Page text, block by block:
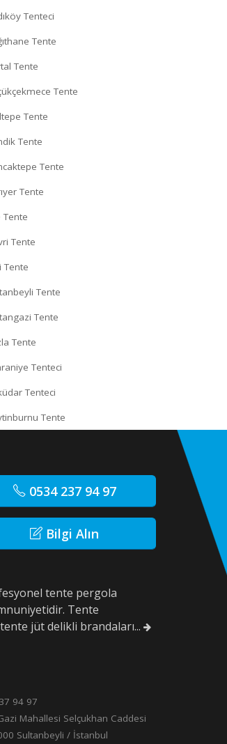
Tenteci
Tente
Tente
Tente
Tente
Tente
Tente
Tente
Tente
Tente
Tente
Tente
Tente
Tente
Tenteci
Tenteci
Tente
0534 237 94 97
Bilgi Alın
tente pergola
Tente
jüt delikli brandaları...
94 97
Mahallesi Selçukhan Caddesi
Sultanbeyli / İstanbul